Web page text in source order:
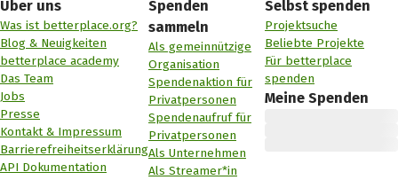
Über uns
Was ist betterplace.org?
Blog & Neuigkeiten
betterplace academy
Das Team
Jobs
Presse
Kontakt & Impressum
Barrierefreiheitserklärung
API Dokumentation
Spenden
sammeln
Als gemeinnützige
Organisation
Spendenaktion für
Privatpersonen
Spendenaufruf für
Privatpersonen
Als Unternehmen
Als Streamer*in
Selbst spenden
Projektsuche
Beliebte Projekte
Für betterplace
spenden
Meine Spenden